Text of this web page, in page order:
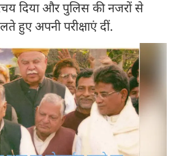
दिया और पुलिस की नजरों से
हुए अपनी परीक्षाएं दीं.